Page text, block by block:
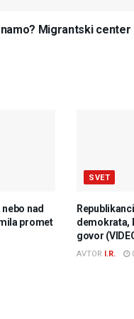
Migrantski center
nad
promet
SVET
demokrata,
govor
AVTOR I.R.